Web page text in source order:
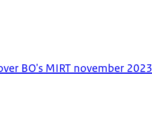
BO's MIRT november 2023